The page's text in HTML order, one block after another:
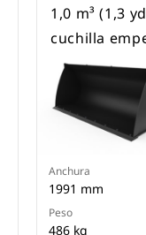
1,0 m³ (1,3
cuchilla
Anchura
1991 mm
Peso
486 kg